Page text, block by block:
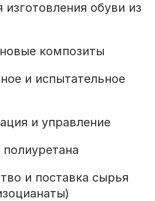
обуви из
композиты
и испытательное
и управление
и поставка сырья